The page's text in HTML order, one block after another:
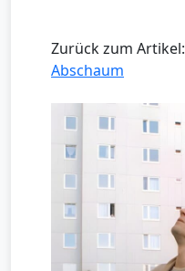
Zurück zum Artikel:
Abschaum